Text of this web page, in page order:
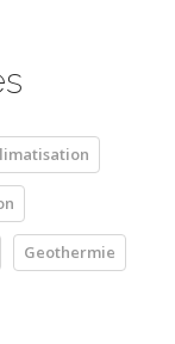
Geothermie